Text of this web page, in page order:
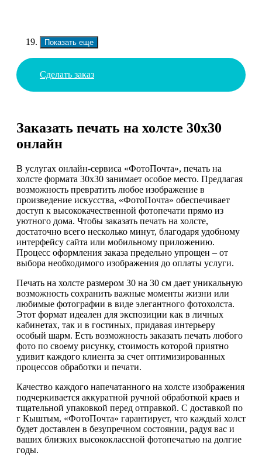
Показать еще
Сделать заказ
Заказать печать на холсте 30х30
онлайн
В услугах онлайн-сервиса «ФотоПочта», печать на
холсте формата 30х30 занимает особое место. Предлагая
возможность превратить любое изображение в
произведение искусства, «ФотоПочта» обеспечивает
доступ к высококачественной фотопечати прямо из
уютного дома. Чтобы заказать печать на холсте,
достаточно всего несколько минут, благодаря удобному
интерфейсу сайта или мобильному приложению.
Процесс оформления заказа предельно упрощен – от
выбора необходимого изображения до оплаты услуги.
Печать на холсте размером 30 на 30 см дает уникальную
возможность сохранить важные моменты жизни или
любимые фотографии в виде элегантного фотохолста.
Этот формат идеален для экспозиции как в личных
кабинетах, так и в гостиных, придавая интерьеру
особый шарм. Есть возможность заказать печать любого
фото по своему рисунку, стоимость которой приятно
удивит каждого клиента за счет оптимизированных
процессов обработки и печати.
Качество каждого напечатанного на холсте изображения
подчеркивается аккуратной ручной обработкой краев и
тщательной упаковкой перед отправкой. С доставкой по
г Кыштым, «ФотоПочта» гарантирует, что каждый холст
будет доставлен в безупречном состоянии, радуя вас и
ваших близких высококлассной фотопечатью на долгие
годы.